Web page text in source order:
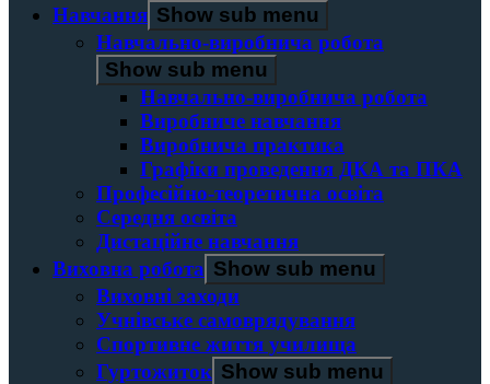
Навчання Show sub menu
Навчально-виробнича робота
Show sub menu
Навчально-виробнича робота
Виробниче навчання
Виробнича практика
Графіки проведення ДКА та ПКА
Професійно-теоретична освіта
Середня освіта
Дистаційне навчання
Виховна робота Show sub menu
Виховні заходи
Учнівське самоврядування
Спортивне життя училища
Гуртожиток Show sub menu